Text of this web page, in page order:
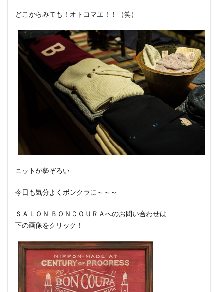
どこからみても！オトコマエ！！（笑）
ニットが勢ぞろい！
今日も気分よくボンクラに～～～
ＳＡＬＯＮ ＢＯＮＣＯＵＲＡへのお問い合わせは
下の画像をクリック！